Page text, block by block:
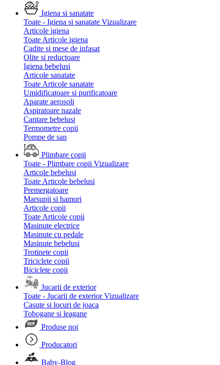
Igiena si sanatate
Toate - Igiena si sanatate Vizualizare
Articole igiena
Toate Articole igiena
Cadite si mese de infasat
Olite si reductoare
Igiena bebelusi
Articole sanatate
Toate Articole sanatate
Umidificatoare si purificatoare
Aparate aerosoli
Aspiratoare nazale
Cantare bebelusi
Termometre copii
Pompe de san
Plimbare copii
Toate - Plimbare copii Vizualizare
Articole bebelusi
Toate Articole bebelusi
Premergatoare
Marsupii si hamuri
Articole copii
Toate Articole copii
Masinute electrice
Masinute cu pedale
Masinute bebelusi
Trotinete copii
Triciclete copii
Biciclete copii
Jucarii de exterior
Toate - Jucarii de exterior Vizualizare
Casute si locuri de joaca
Tobogane si leagane
Produse noi
Producatori
Baby-Blog